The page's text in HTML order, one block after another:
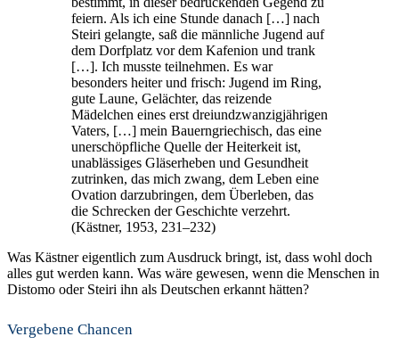
feiern. Als ich eine Stunde danach […] nach
Steiri gelangte, saß die männliche Jugend auf
dem Dorfplatz vor dem Kafenion und trank
[…]. Ich musste teilnehmen. Es war
besonders heiter und frisch: Jugend im Ring,
gute Laune, Gelächter, das reizende
Mädelchen eines erst dreiundzwanzigjährigen
Vaters, […] mein Bauerngriechisch, das eine
unerschöpfliche Quelle der Heiterkeit ist,
unablässiges Gläserheben und Gesundheit
zutrinken, das mich zwang, dem Leben eine
Ovation darzubringen, dem Überleben, das
die Schrecken der Geschichte verzehrt.
(Kästner, 1953, 231–232)
Was Kästner eigentlich zum Ausdruck bringt, ist, dass wohl doch
alles gut werden kann. Was wäre gewesen, wenn die Menschen in
Distomo oder Steiri ihn als Deutschen erkannt hätten?
Vergebene Chancen